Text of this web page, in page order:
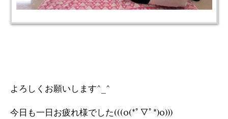
よろしくお願いします^_^
今日も一日お疲れ様でした(((o(*ﾟ▽ﾟ*)o)))